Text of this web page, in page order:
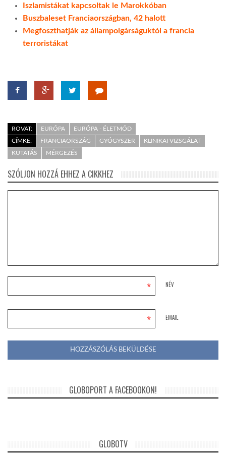
Iszlamistákat kapcsoltak le Marokkóban
Buszbaleset Franciaországban, 42 halott
Megfoszthatják az állampolgárságuktól a francia
terroristákat
ROVAT: EURÓPA
EURÓPA - ÉLETMÓD
CÍMKE:
FRANCIAORSZÁG GYÓGYSZER
KLINIKAI VIZSGÁLAT
KUTATÁS
MÉRGEZÉS
SZÓLJON HOZZÁ EHHEZ A CIKKHEZ
NÉV
*
EMAIL
*
GLOBOPORT A FACEBOOKON!
GLOBOTV